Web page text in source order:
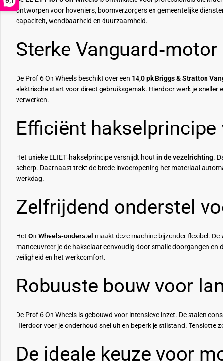
ontworpen voor hoveniers, boomverzorgers en gemeentelijke
capaciteit, wendbaarheid en duurzaamheid.
Sterke
De Prof 6 On Wheels beschikt over een 14,0 pk Briggs & Stratton
elektrische start voor direct gebruiksgemak. Hierdoor werk je
verwerken.
Efficiënt
Het unieke ELIET‑hakselprincipe versnijdt hout in de vezelrichting.
scherp. Daarnaast trekt de brede invoeropening het materiaal
werkdag.
Zelfrijdend onderstel
Het On Wheels‑onderstel maakt deze machine bijzonder flexibel.
manoeuvreer je de hakselaar eenvoudig door smalle doorgangen
veiligheid en het werkcomfort.
Robuuste bouw voor
De Prof 6 On Wheels is gebouwd voor intensieve inzet. De stalen
Hierdoor voer je onderhoud snel uit en beperk je stilstand. Tenslotte
De ideale keuze voor